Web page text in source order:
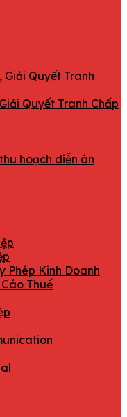
Giải Quyết Tranh
Quyết Tranh Chấp
hoạch diễn án
Phép Kinh Doanh
Thuế